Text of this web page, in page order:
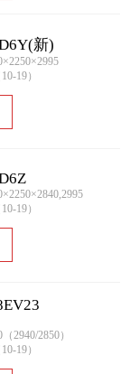
新)
19）
19）
2940/2850）
19）